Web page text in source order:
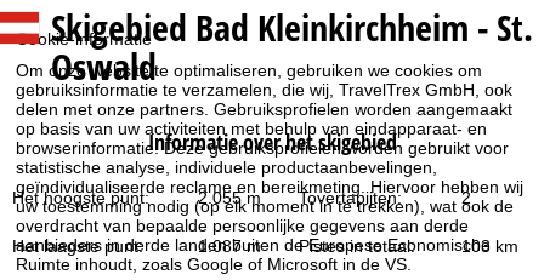
Cookie-informatie
Om onze website te optimaliseren, gebruiken we cookies om
gebruiksinformatie te verzamelen, die wij, TravelTrex GmbH, ook
delen met onze partners. Gebruiksprofielen worden aangemaakt
op basis van uw activiteiten met behulp van eindapparaat- en
browserinformatie. Deze gebruiksprofielen worden gebruikt voor
statistische analyse, individuele productaanbevelingen,
geïndividualiseerde reclame en bereikmeting. Hiervoor hebben wij
uw toestemming nodig (op elk moment in te trekken), wat ook de
overdracht van bepaalde persoonlijke gegevens aan derde
aanbieders in derde landen buiten de Europese Economische
Ruimte inhoudt, zoals Google of Microsoft in de VS.
t
a
r
t
p
a
Skigebied Bad Kleinkirchheim - St.
Oswald
Informatie over het skigebied
Het hoogste punt: 2.055 m Tovertapijten: 2
Het laagste punt: 1.087 m Pistes in totaal: 103 km